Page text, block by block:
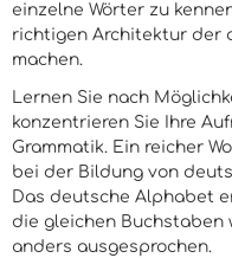
einzelne Wörter zu
richtigen Architektur der
machen.
Lernen Sie nach
konzentrieren Sie Ihre
Grammatik. Ein reicher
bei der Bildung von
Das deutsche Alphabet
die gleichen Buchstaben
anders ausgesprochen.